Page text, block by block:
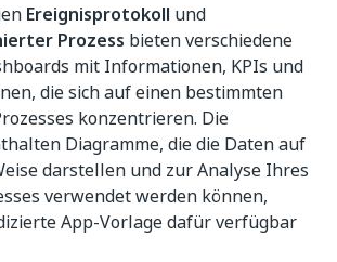
Ereignisprotokoll und
Prozess bieten verschiedene
mit Informationen, KPIs und
die sich auf einen bestimmten
konzentrieren. Die
Diagramme, die die Daten auf
darstellen und zur Analyse Ihres
verwendet werden können,
App-Vorlage dafür verfügbar